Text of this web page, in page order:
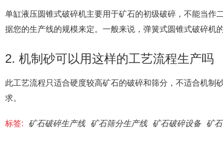
单缸液压圆锥式破碎机主要用于矿石的初级破碎，不能当作
据您的生产线的规模来定。一般来说，弹簧式圆锥式破碎机
2. 机制砂可以用这样的工艺流程生产吗
此工艺流程只适合硬度较高矿石的破碎和筛分，不适合机
求。
标签: 矿石破碎生产线 矿石筛分生产线 矿石破碎设备 矿